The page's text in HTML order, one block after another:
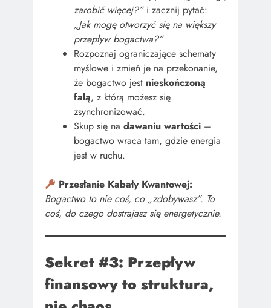
zarobić więcej?”i zacznij pytać:
„Jak mogę otworzyć się na większy
przepływ bogactwa?”
Rozpoznaj ograniczające schematy
myślowe i zmień je na przekonanie,
że bogactwo jest nieskończoną
falą, z którą możesz się
zsynchronizować.
Skup się na dawaniu wartości –
bogactwo wraca tam, gdzie energia
jest w ruchu.
Przesłanie Kabały Kwantowej:
Bogactwo to nie coś, co „zdobywasz”. To
coś, do czego dostrajasz się energetycznie.
Sekret #3: Przepływ
finansowy to struktura,